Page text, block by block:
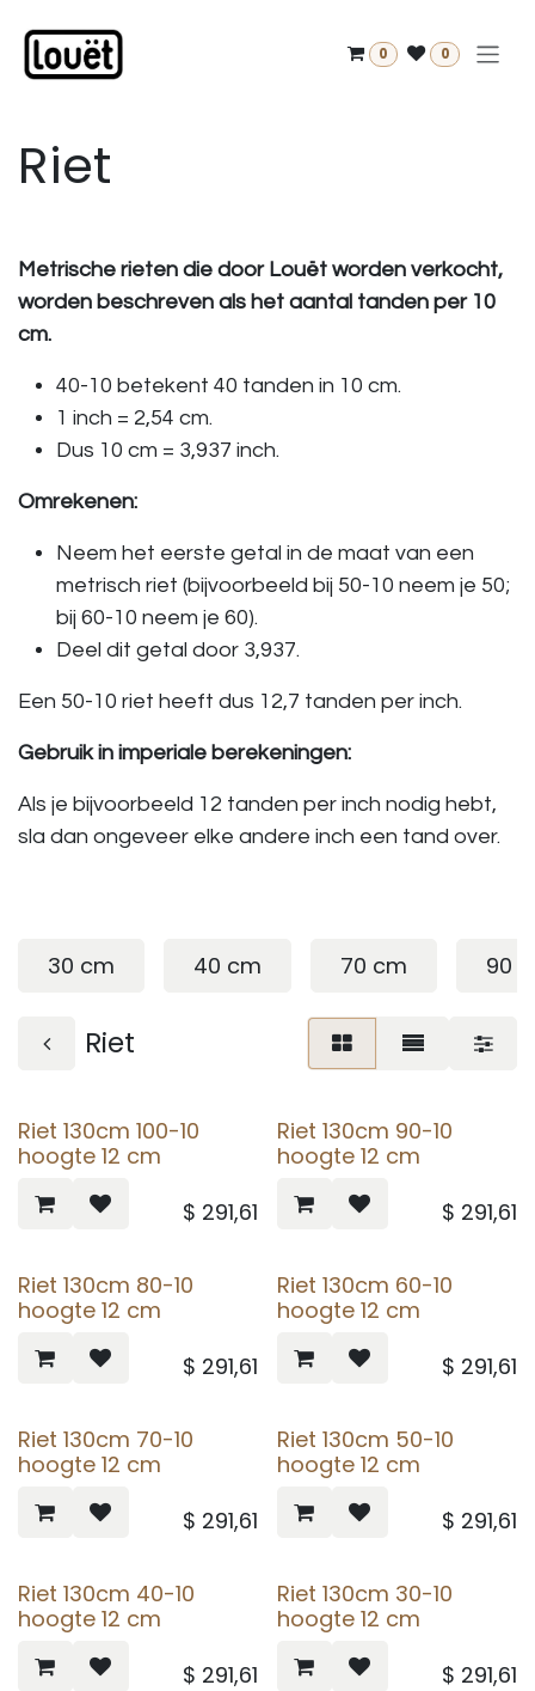
0 0
Riet
Metrische rieten die door Louët worden verkocht,
worden beschreven als het aantal tanden per 10
cm.
40-10 betekent 40 tanden in 10 cm.
1 inch = 2,54 cm.
Dus 10 cm = 3,937 inch.
Omrekenen:
Neem het eerste getal in de maat van een
metrisch riet (bijvoorbeeld bij 50-10 neem je 50;
bij 60-10 neem je 60).
Deel dit getal door 3,937.
Een 50-10 riet heeft dus 12,7 tanden per inch.
Gebruik in imperiale berekeningen:
Als je bijvoorbeeld 12 tanden per inch nodig hebt,
sla dan ongeveer elke andere inch een tand over.
30 cm 40 cm 70 cm 90
Riet
Riet 130cm 100-10
hoogte 12 cm
$ 291,61
Riet 130cm 90-10
hoogte 12 cm
$ 291,61
Riet 130cm 80-10
hoogte 12 cm
$ 291,61
Riet 130cm 60-10
hoogte 12 cm
$ 291,61
Riet 130cm 70-10
hoogte 12 cm
$ 291,61
Riet 130cm 50-10
hoogte 12 cm
$ 291,61
Riet 130cm 40-10
hoogte 12 cm
$ 291,61
Riet 130cm 30-10
hoogte 12 cm
$ 291,61